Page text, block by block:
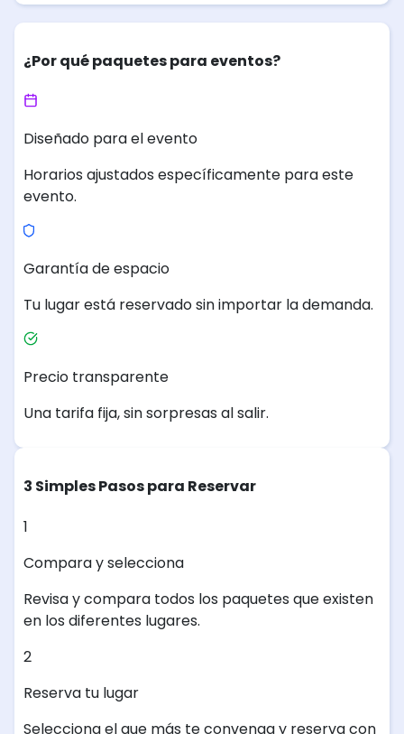
¿Por qué paquetes para eventos?
Diseñado para el evento
Horarios ajustados específicamente para este
evento.
Garantía de espacio
Tu lugar está reservado sin importar la demanda.
Precio transparente
Una tarifa fija, sin sorpresas al salir.
3 Simples Pasos para Reservar
1
Compara y selecciona
Revisa y compara todos los paquetes que existen
en los diferentes lugares.
2
Reserva tu lugar
Selecciona el que más te convenga y reserva con